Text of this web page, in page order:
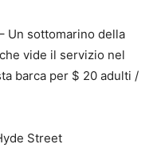
Un sottomarino della
vide il servizio nel
barca per $ 20 adulti /